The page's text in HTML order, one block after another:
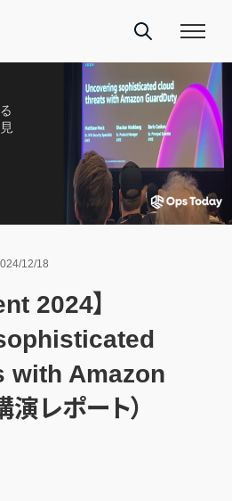
12/18
2024】
with Amazon
レポート）